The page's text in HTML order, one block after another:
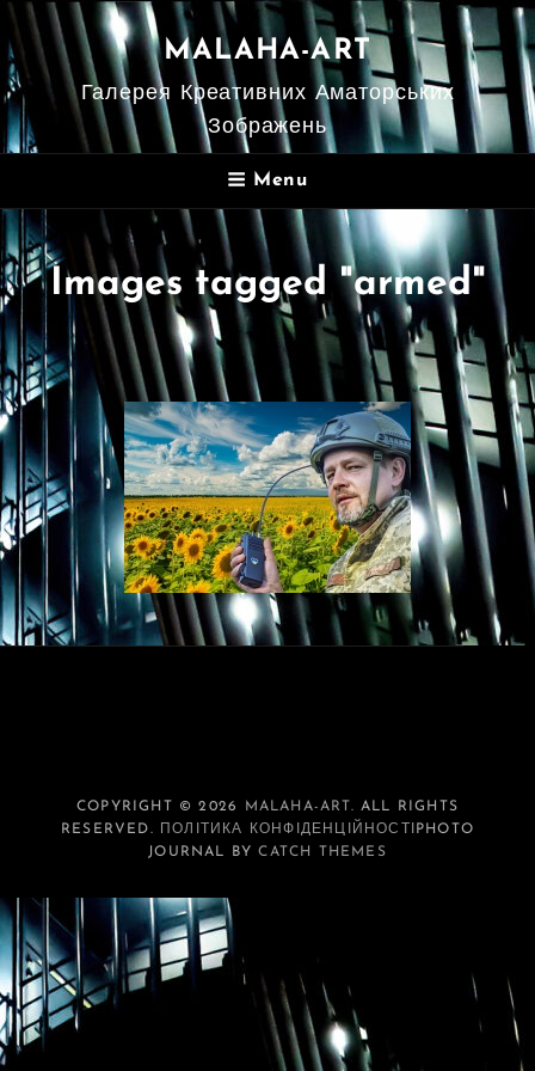
MALAHA-ART
Галерея Креативних Аматорських
Зображень
Menu
Images tagged "armed"
COPYRIGHT © 2026 MALAHA-ART. ALL RIGHTS
RESERVED.
ПОЛІТИКА КОНФІДЕНЦІЙНОСТІ
PHOTO
JOURNAL BYCATCH THEMES